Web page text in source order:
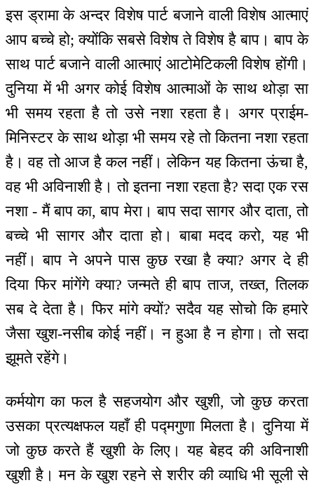
इस ड्रामा के अन्दर विशेष पार्ट बजाने वाली विशेष आत्माएं
आप बच्चे हो; क्योंकि सबसे विशेष ते विशेष है बाप। बाप के
साथ पार्ट बजाने वाली आत्माएं आटोमेटिकली विशेष होंगी।
दुनिया में भी अगर कोई विशेष आत्माओं के साथ थोड़ा सा
भी समय रहता है तो उसे नशा रहता है। अगर प्राईम-
मिनिस्टर के साथ थोड़ा भी समय रहे तो कितना नशा रहता
है। वह तो आज है कल नहीं। लेकिन यह कितना ऊंचा है,
वह भी अविनाशी है। तो इतना नशा रहता है? सदा एक रस
नशा - मैं बाप का, बाप मेरा। बाप सदा सागर और दाता, तो
बच्चे भी सागर और दाता हो। बाबा मदद करो, यह भी
नहीं। बाप ने अपने पास कुछ रखा है क्या? अगर दे ही
दिया फिर मांगेंगे क्या? जन्मते ही बाप ताज, तख्त, तिलक
सब दे देता है। फिर मांगे क्यों? सदैव यह सोचो कि हमारे
जैसा खुश-नसीब कोई नहीं। न हुआ है न होगा। तो सदा
झूमते रहेंगे।
कर्मयोग का फल है सहजयोग और खुशी, जो कुछ करता
उसका प्रत्यक्षफल यहाँ ही पद्मगुणा मिलता है। दुनिया में
जो कुछ करते हैं खुशी के लिए। यह बेहद की अविनाशी
खुशी है। मन के खुश रहने से शरीर की व्याधि भी सूली से